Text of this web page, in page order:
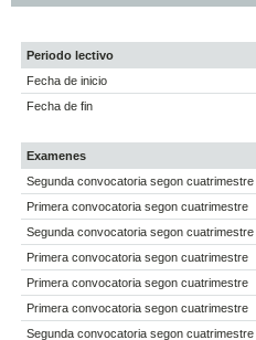
Periodo lectivo
Fecha de inicio
Fecha de fin
Examenes
Segunda convocatoria segon cuatrimestre
Primera convocatoria segon cuatrimestre
Segunda convocatoria segon cuatrimestre
Primera convocatoria segon cuatrimestre
Primera convocatoria segon cuatrimestre
Primera convocatoria segon cuatrimestre
Segunda convocatoria segon cuatrimestre